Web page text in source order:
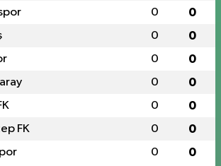
0 0
0 0
0 0
0 0
0 0
FK 0 0
0 0